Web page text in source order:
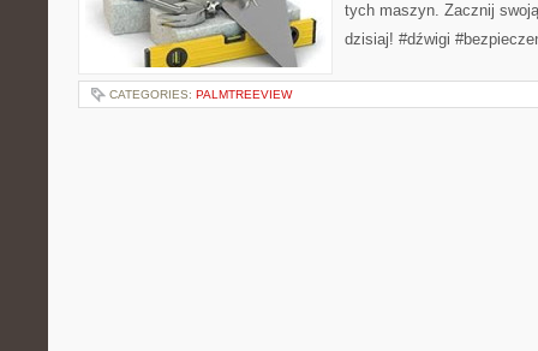
tych maszyn. Zacznij
dzisiaj! #dźwigi
CATEGORIES: PALMTREEVIEW